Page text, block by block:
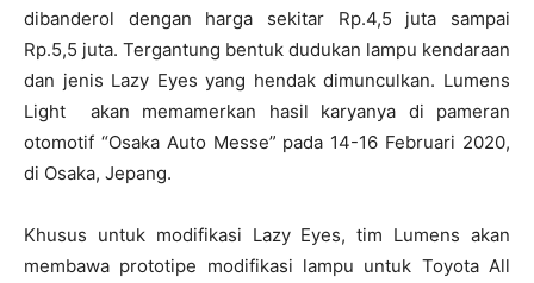
dibanderol dengan harga sekitar Rp.4,5 juta sampai
Rp.5,5 juta. Tergantung bentuk dudukan lampu kendaraan
dan jenis Lazy Eyes yang hendak dimunculkan. Lumens
Light akan memamerkan hasil karyanya di pameran
otomotif “Osaka Auto Messe” pada 14-16 Februari 2020,
di Osaka, Jepang.
Khusus untuk modifikasi Lazy Eyes, tim Lumens akan
membawa prototipe modifikasi lampu untuk Toyota All